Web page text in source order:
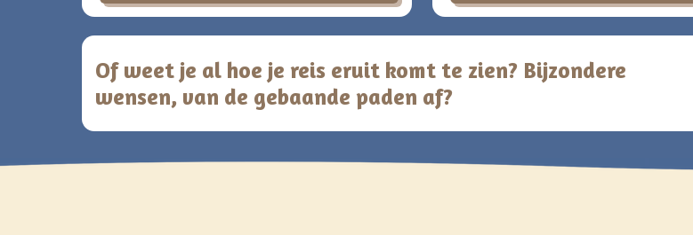
Of weet je al hoe je reis eruit komt te zien? Bijzondere
wensen, van de gebaande paden af?